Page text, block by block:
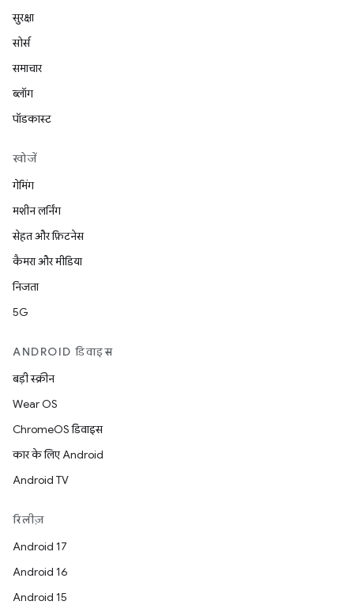
सुरक्षा
सोर्स
समाचार
ब्लॉग
पॉडकास्ट
खोजें
गेमिंग
मशीन लर्निंग
सेहत और फ़िटनेस
कैमरा और मीडिया
निजता
5G
ANDROID डिवाइस
बड़ी स्क्रीन
Wear OS
ChromeOS डिवाइस
कार के लिए Android
Android TV
रिलीज़
Android 17
Android 16
Android 15